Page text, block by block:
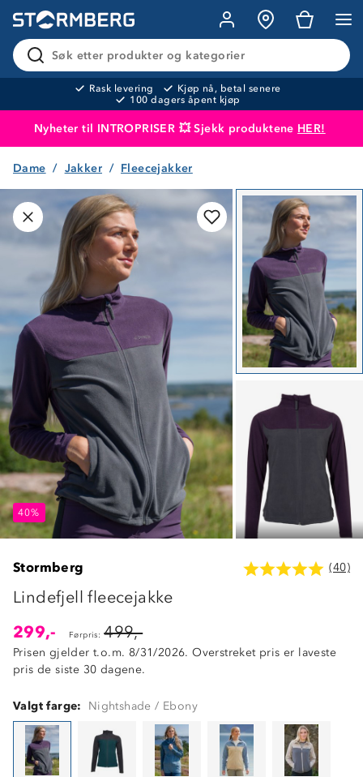
Søk etter produkter og kategorier
Rask levering
Kjøp nå, betal senere
100 dagers åpent kjøp
Nyheter til INTROPRISER 💥 Sjekk produktene HER!
Produktet er lagt i handlekurven
Dame Jakker Fleecejakker
40% 40%
40%
Stormberg (40)
Lindefjell fleecejakke
299,-
Førpris: 499,-
Prisen gjelder t.o.m. 8/31/2026. Overstreket pris er laveste
pris de siste 30 dagene.
Valgt farge: Nightshade / Ebony